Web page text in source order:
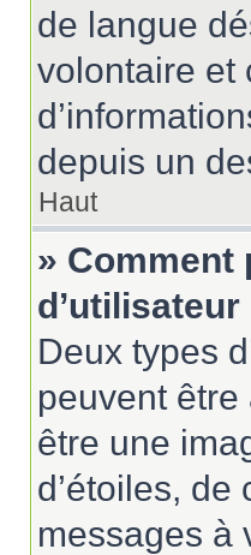
de langue
volontaire et
depuis un
Haut
» Comment
d’utilisateur
Deux types
peuvent être
être une
d’étoiles,
messages à